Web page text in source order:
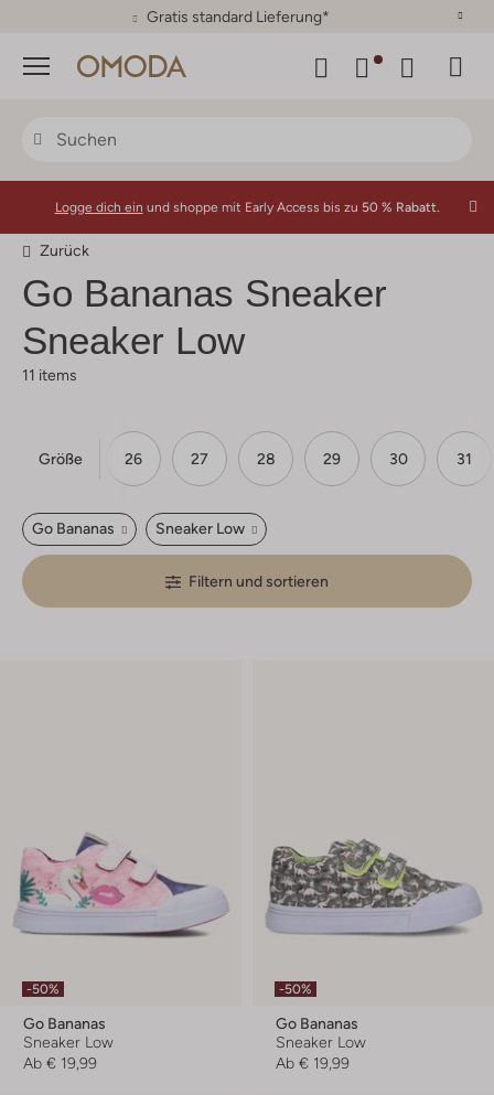
30 Tage Rückgaberecht
Menü
Logge dich ein und shoppe mit Early Access bis zu 50 % Rabatt.
Zurück
Go Bananas Sneaker
Sneaker Low
11 items
Größe
25 26 27 28 29 30 31
Go Bananas Sneaker Low
Filtern und sortieren
-50%
Go Bananas
Sneaker Low
Ab € 19,99
-50%
Go Bananas
Sneaker Low
Ab € 19,99